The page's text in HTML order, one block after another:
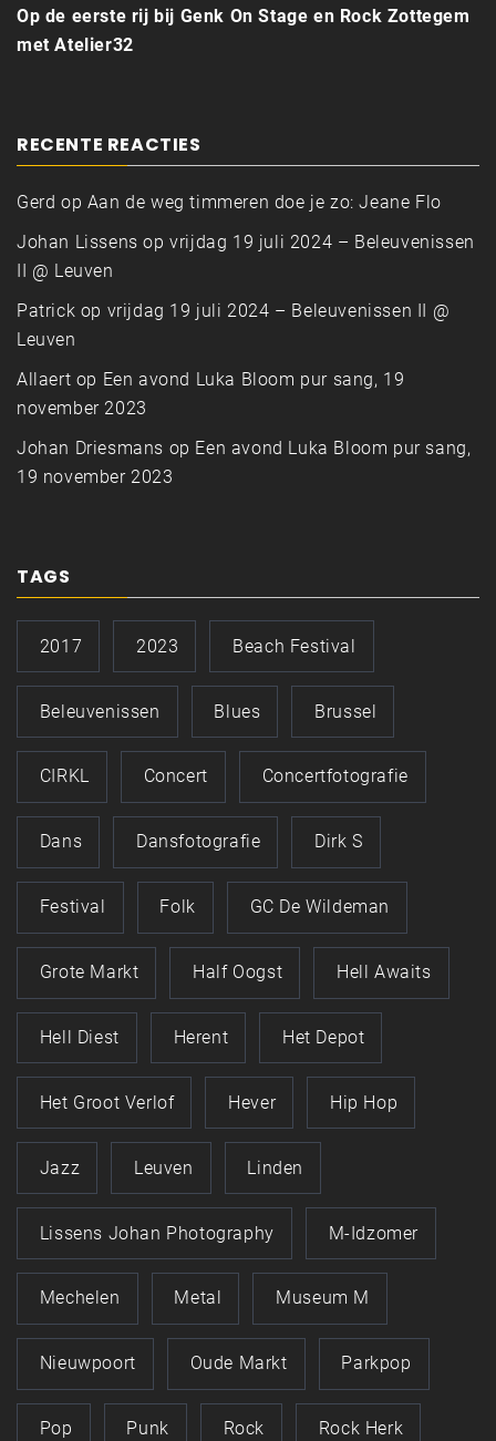
Op de eerste rij bij Genk On Stage en Rock Zottegem
met Atelier32
RECENTE REACTIES
Gerd op Aan de weg timmeren doe je zo: Jeane Flo
Johan Lissens opvrijdag 19 juli 2024 – Beleuvenissen
II @ Leuven
Patrick op vrijdag 19 juli 2024 – Beleuvenissen II @
Leuven
Allaert op Een avond Luka Bloom pur sang, 19
november 2023
Johan Driesmans op Een avond Luka Bloom pur sang,
19 november 2023
TAGS
2017 2023 Beach Festival
Beleuvenissen Blues Brussel
CIRKL Concert Concertfotografie
Dans Dansfotografie Dirk S
Festival Folk GC De Wildeman
Grote Markt Half Oogst Hell Awaits
Hell Diest Herent Het Depot
Het Groot Verlof Hever Hip Hop
Jazz Leuven Linden
Lissens Johan Photography M-Idzomer
Mechelen Metal Museum M
Nieuwpoort Oude Markt Parkpop
Pop Punk Rock Rock Herk